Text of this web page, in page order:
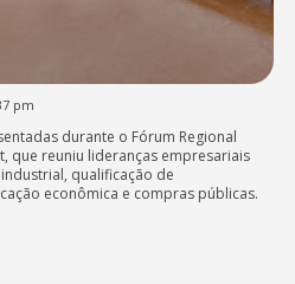
pm
durante o Fórum Regional
que reuniu lideranças empresariais
qualificação de
econômica e compras públicas.